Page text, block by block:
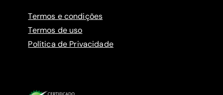
Termos e condições
Termos de uso
Política de Privacidade